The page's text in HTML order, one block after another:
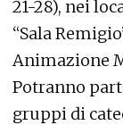
21-28), nei
“Sala
Animazione
Potranno
gruppi di